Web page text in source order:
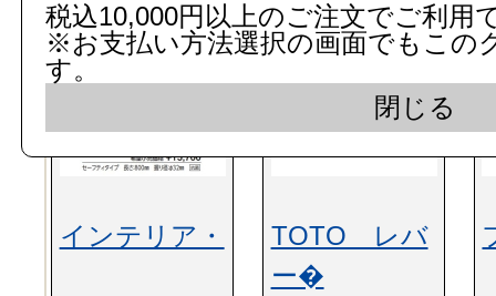
インテリア・
TOTO レバ
ー�
税込10,000円以上のご注文でご利用
※お支払い方法選択の画面でもこの
す。
閉じる